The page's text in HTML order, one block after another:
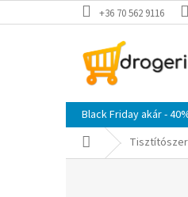
a
+36 70 562 9116
Black Friday akár -
Kezdőlap